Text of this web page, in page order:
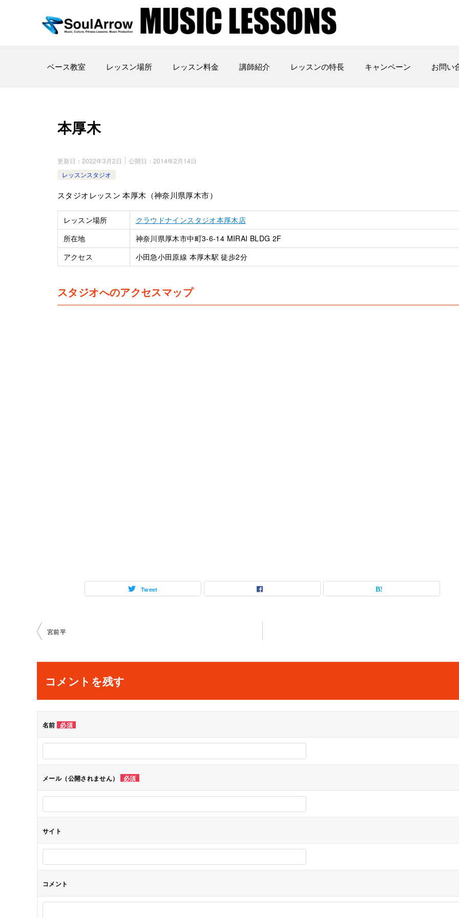
ベース教室 レッスン場所 レッスン料金 講師紹介 レッスンの特長 キャンペーン お問い
本厚木
更新日： 2022年3月2日 公開日： 2014年2月14日
レッスンスタジオ
スタジオレッスン 本厚木（神奈川県厚木市）
レッスン場所
クラウドナインスタジオ本厚木店
所在地
神奈川県厚木市中町3-6-14 MIRAI BLDG 2F
アクセス
小田急小田原線 本厚木駅 徒歩2分
スタジオへのアクセスマップ
Tweet
投
ナ
ビ
ゲ
ー
シ
ョ
宮前平
コメントを残す
名前 必須
メール（公開されません） 必須
サイト
コメント